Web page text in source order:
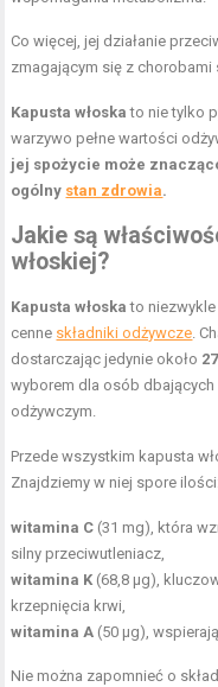
Co więcej, jej działanie
zmagającym się z
Kapusta włoska to nie tylko
warzywo pełne wartości
jej spożycie może
ogólny stan zdrowia.
Jakie są
włoskiej?
Kapusta włoska to
cenne składniki odżywcze.
dostarczając jedynie około
wyborem dla osób dbających
odżywczym.
Przede wszystkim kapusta
Znajdziemy w niej spore ilości:
witamina C (31 mg), która
silny przeciwutleniacz,
witamina K (68,8 μg),
krzepnięcia krwi,
witamina A (50 μg),
Nie można zapomnieć o